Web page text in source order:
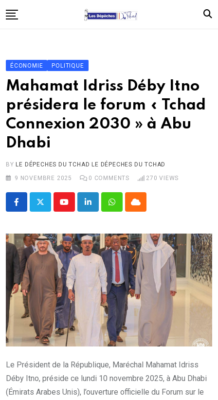
to
Économie
Santé
Éducation
Société
Afrique
International
À propos
Contact
ÉCONOMIE POLITIQUE
Mahamat Idriss Déby Itno
présidera le forum « Tchad
Connexion 2030 » à Abu
Dhabi
BY LE DÉPECHES DU TCHAD LE DÉPECHES DU TCHAD
9 NOVEMBRE 2025
0 COMMENTS 270 VIEWS
YoutubeLinkedInWhatsappCloud
Le Président de la République, Maréchal Mahamat Idriss
Déby Itno, préside ce lundi 10 novembre 2025, à Abu Dhabi
(Émirats Arabes Unis), l’ouverture officielle du Forum sur le